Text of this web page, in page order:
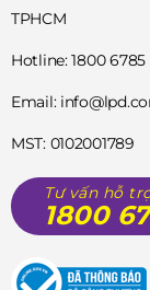
TPHCM
Hotline: 1800 6785
Email:
MST: 0102001789
Tư vấn hỗ
1800